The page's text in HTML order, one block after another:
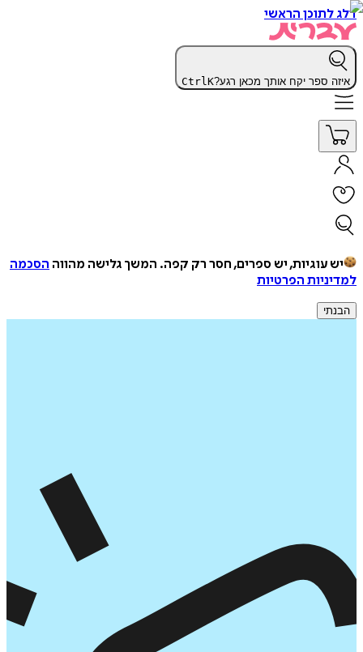
דלג לתוכן הראשי
איזה ספר יקח אותך מכאן רגע? CtrlK
יש עוגיות, יש ספרים, חסר רק קפה. המשך גלישה מהווה הסכמה
למדיניות הפרטיות
הבנתי